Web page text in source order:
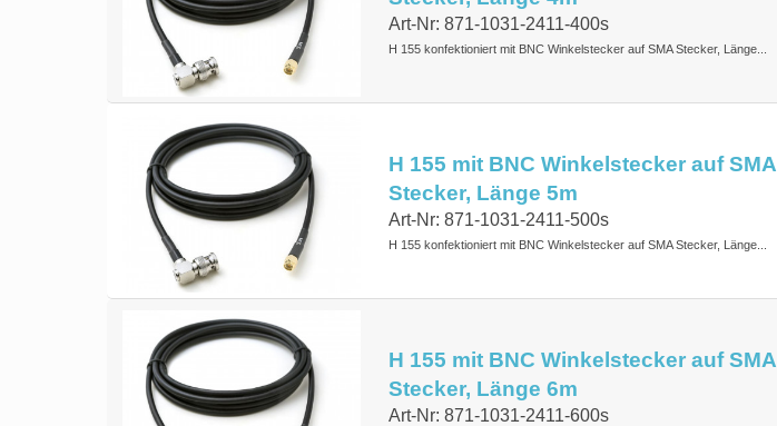
Art-Nr: 871-1031-2411-400s
H 155 konfektioniert mit BNC Winkelstecker auf SMA Stecker, Länge...
H 155 mit BNC Winkelstecker auf SMA
Stecker, Länge 5m
Art-Nr: 871-1031-2411-500s
H 155 konfektioniert mit BNC Winkelstecker auf SMA Stecker, Länge...
H 155 mit BNC Winkelstecker auf SMA
Stecker, Länge 6m
Art-Nr: 871-1031-2411-600s